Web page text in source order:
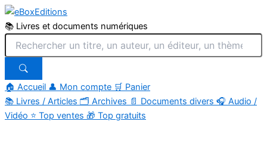
📚 Livres et documents numériques
🏠 Accueil 👤 Mon compte 🛒 Panier
📚 Livres / Articles 🗂 Archives 📄 Documents divers 🎧 Audio /
Vidéo ⭐ Top ventes 🎁 Top gratuits